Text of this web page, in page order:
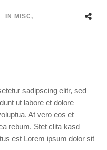
IN MISC ,
sadipscing elitr, sed
ut labore et dolore
At vero eos et
rebum. Stet clita kasd
est Lorem ipsum dolor sit